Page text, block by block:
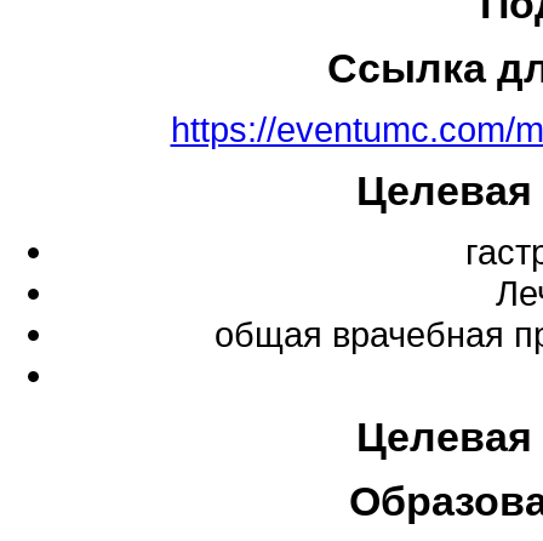
Ссылка
https://eventumc.com/
общая врачебная